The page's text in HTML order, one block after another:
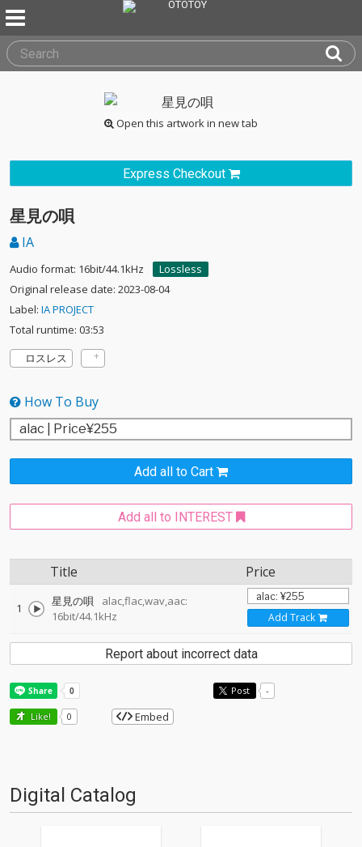
Open this artwork in new tab
Express Checkout
星見の唄
IA
Audio format: 16bit/44.1kHz
Lossless
Original release date: 2023-08-04
Label: IA PROJECT
Total runtime: 03:53
ロスレス
How To Buy
Add all to Cart
Add all to INTEREST
Title Price
1 星見の唄
alac,flac,wav,aac:
16bit/44.1kHz
Add Track
Report about incorrect data
Post -
Like! 0 Embed
Digital Catalog